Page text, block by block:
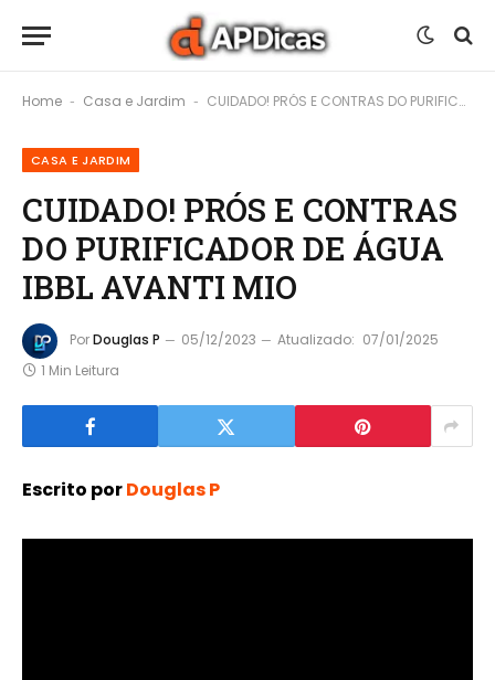
Home - Casa e Jardim - CUIDADO! PRÓS E CONTRAS DO PURIFICADOR DE ÁGUA IBBL AVANTI MIO
CASA E JARDIM
CUIDADO! PRÓS E CONTRAS
DO PURIFICADOR DE ÁGUA
IBBL AVANTI MIO
PorDouglas P 05/12/2023 Atualizado: 07/01/2025
1 Min Leitura
Escrito porDouglas P